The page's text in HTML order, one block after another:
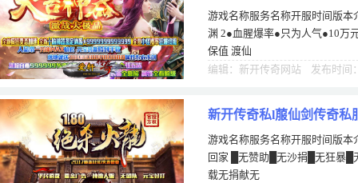
游戏名称服务名称开服时间版
渊 2●血腥爆率●只为人气●10万
保值 渡仙
编辑：新开传奇网站 发布时间
新开传奇私l菔仙剑传奇私
游戏名称服务名称开服时间版
回家 █无赞助█无沙捐█无狂暴█
载无捐献无